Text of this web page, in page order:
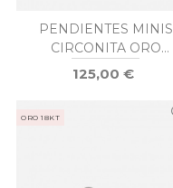
PENDIENTES MINIS
CIRCONITA ORO
BLANCO
125,00 €
ORO 18KT